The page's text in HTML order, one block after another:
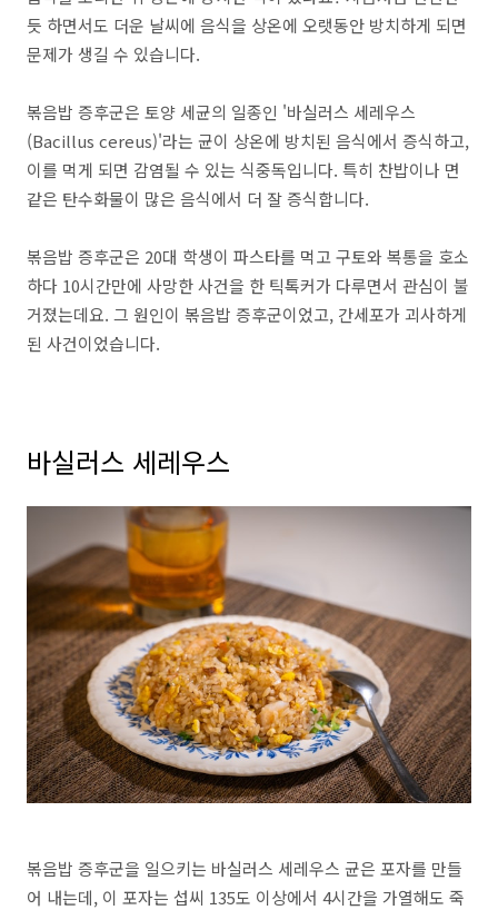
듯 하면서도 더운 날씨에 음식을 상온에 오랫동안 방치하게 되면
문제가 생길 수 있습니다.
볶음밥 증후군은 토양 세균의 일종인 '바실러스 세레우스
(Bacillus cereus)'라는 균이 상온에 방치된 음식에서 증식하고,
이를 먹게 되면 감염될 수 있는 식중독입니다. 특히 찬밥이나 면
같은 탄수화물이 많은 음식에서 더 잘 증식합니다.
볶음밥 증후군은 20대 학생이 파스타를 먹고 구토와 복통을 호소
하다 10시간만에 사망한 사건을 한 틱톡커가 다루면서 관심이 불
거졌는데요. 그 원인이 볶음밥 증후군이었고, 간세포가 괴사하게
된 사건이었습니다.
바실러스 세레우스
볶음밥 증후군을 일으키는 바실러스 세레우스 균은 포자를 만들
어 내는데, 이 포자는 섭씨 135도 이상에서 4시간을 가열해도 죽